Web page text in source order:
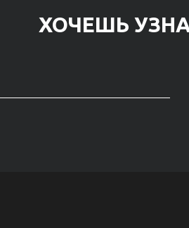
ХОЧЕШЬ